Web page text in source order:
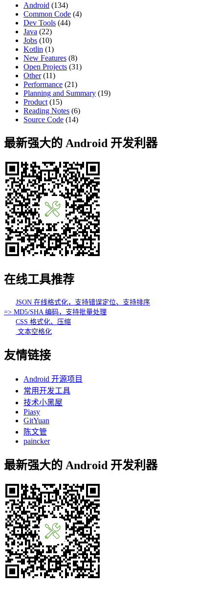
Android (134)
Common Code (4)
Dev Tools (44)
Java (22)
Jobs (10)
Kotlin (1)
New Features (8)
Open Projects (31)
Other(11)
Performance (21)
Planning and Summary (19)
Product (15)
Reading Notes (6)
Source Code (14)
最新强大的 Android 开发利器
在线工具推荐
JSON 在线格式化，支持错误定位、支持排序
=> MD5/SHA 编码，支持批量处理
CSS 格式化、压缩
文本空格化
友情链接
Android 开源项目
常用开发工具
技术小黑屋
Piasy
GitYuan
陈文管
paincker
最新强大的 Android 开发利器